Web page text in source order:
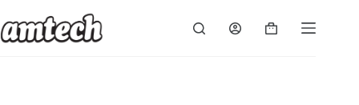
till
innehåll
Varukorg